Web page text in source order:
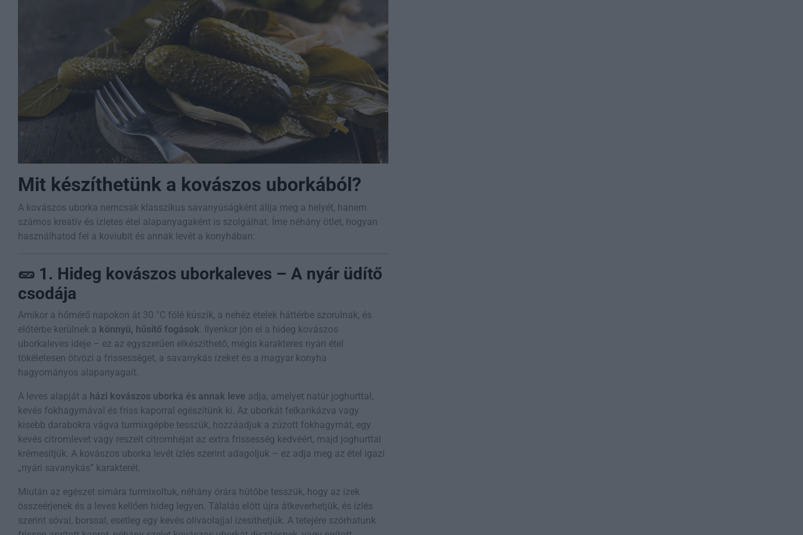
Mit készíthetünk a kovászos uborkából?
A kovászos uborka nemcsak klasszikus savanyúságként állja meg a helyét, hanem
számos kreatív és ízletes étel alapanyagaként is szolgálhat. Íme néhány ötlet, hogyan
használhatod fel a koviubit és annak levét a konyhában:
🥒 1. Hideg kovászos uborkaleves – A nyár üdítő
csodája
Amikor a hőmérő napokon át 30 °C fölé kúszik, a nehéz ételek háttérbe szorulnak, és
előtérbe kerülnek a könnyű, hűsítő fogások . Ilyenkor jön el a hideg kovászos
uborkaleves ideje – ez az egyszerűen elkészíthető, mégis karakteres nyári étel
tökéletesen ötvözi a frissességet, a savanykás ízeket és a magyar konyha
hagyományos alapanyagait.
A leves alapját a házi kovászos uborka és annak leve adja, amelyet natúr joghurttal,
kevés fokhagymával és friss kaporral egészítünk ki. Az uborkát felkarikázva vagy
kisebb darabokra vágva turmixgépbe tesszük, hozzáadjuk a zúzott fokhagymát, egy
kevés citromlevet vagy reszelt citromhéjat az extra frissesség kedvéért, majd joghurttal
krémesítjük. A kovászos uborka levét ízlés szerint adagoljuk – ez adja meg az étel igazi
„nyári savanykás” karakterét.
Miután az egészet simára turmixoltuk, néhány órára hűtőbe tesszük, hogy az ízek
összeérjenek és a leves kellően hideg legyen. Tálalás előtt újra átkeverhetjük, és ízlés
szerint sóval, borssal, esetleg egy kevés olívaolajjal ízesíthetjük. A tetejére szórhatunk